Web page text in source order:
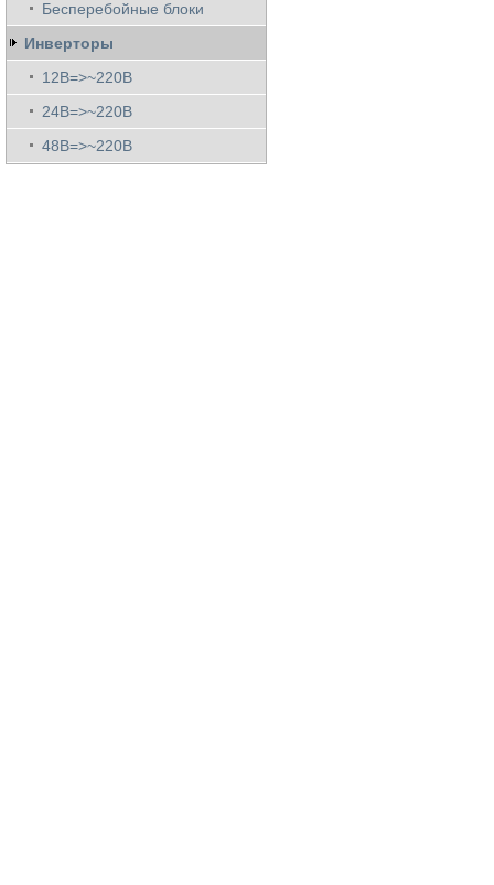
Бесперебойные блоки
Инверторы
12В=>~220В
24В=>~220В
48В=>~220В